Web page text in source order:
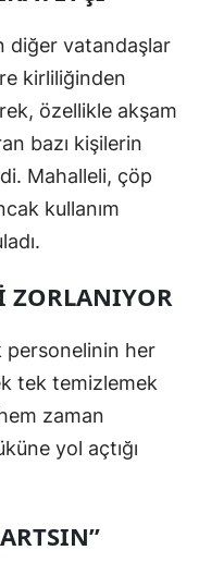
diğer vatandaşlar
kirliliğinden
özellikle akşam
bazı kişilerin
Mahalleli, çöp
kullanım
ZORLANIYOR
personelinin her
tek temizlemek
zaman
yol açtığı